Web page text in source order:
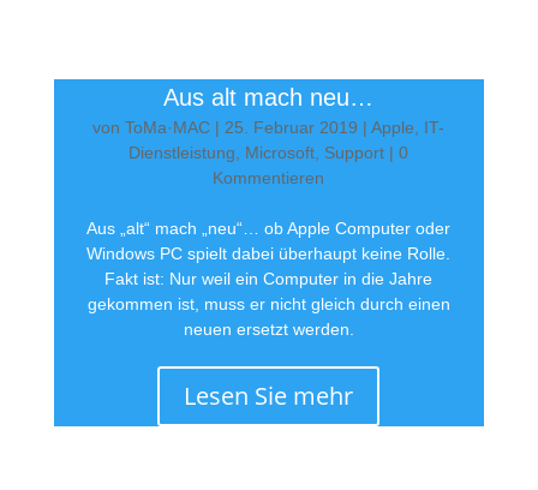
Aus alt mach neu…
vonToMa·MAC |25. Februar 2019 |Apple, IT-
Dienstleistung, Microsoft, Support | 0
Kommentieren
Aus „alt“ mach „neu“… ob Apple Computer oder
Windows PC spielt dabei überhaupt keine Rolle.
Fakt ist: Nur weil ein Computer in die Jahre
gekommen ist, muss er nicht gleich durch einen
neuen ersetzt werden.
Lesen Sie mehr